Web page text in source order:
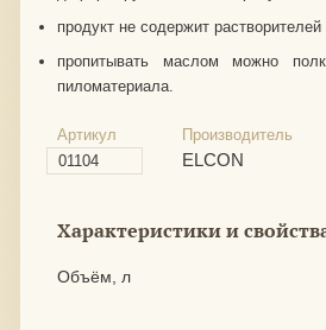
продукт не содержит
пропитывать маслом можно
пиломатериала.
Артикул
01104
Производитель
ELCON
Характеристики и
Объём, л